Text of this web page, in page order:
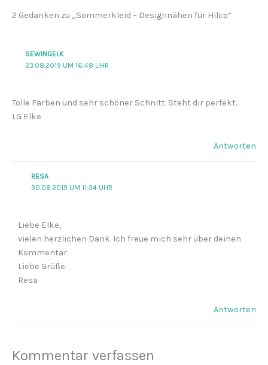
2 Gedanken zu „Sommerkleid – Designnähen für Hilco“
SEWINGELK
23.08.2019 UM 16:48 UHR
Tolle Farben und sehr schöner Schnitt. Steht dir perfekt.
LG Elke
Antworten
RESA
30.08.2019 UM 11:34 UHR
Liebe Elke,
vielen herzlichen Dank. Ich freue mich sehr über deinen
Kommentar.
Liebe Grüße
Resa
Antworten
Kommentar verfassen